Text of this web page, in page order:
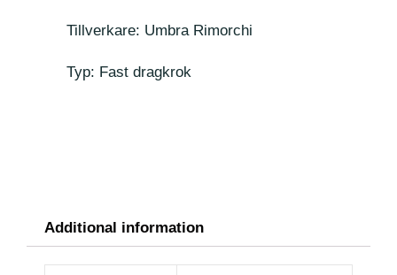
Tillverkare: Umbra Rimorchi
Typ: Fast dragkrok
Additional information